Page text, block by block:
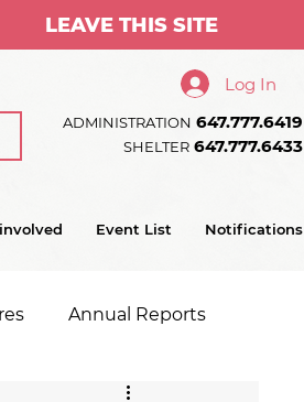
LEAVE THIS SITE
ADMINISTRATION 647.777.6419
SHELTER 647.777.6433
Event List Notifications
Log In
Annual Reports